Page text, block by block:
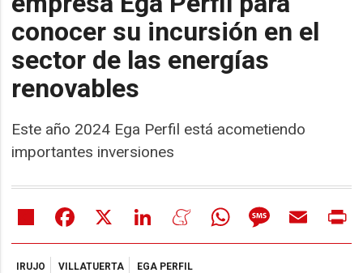
conocer su incursión en el
sector de las energías
renovables
Este año 2024 Ega Perfil está acometiendo
importantes inversiones
Share Facebook LinkedIn MeneameWhatsAppMessageEmail
IRUJO VILLATUERTA EGA PERFIL